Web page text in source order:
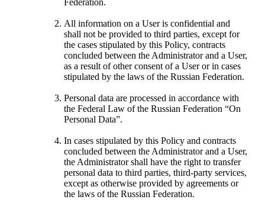
All information on a User is confidential and
shall not be provided to third parties, except for
the cases stipulated by this Policy, contracts
concluded between the Administrator and a User,
as a result of other consent of a User or in cases
stipulated by the laws of the Russian Federation.
Personal data are processed in accordance with
the Federal Law of the Russian Federation “On
Personal Data”.
In cases stipulated by this Policy and contracts
concluded between the Administrator and a User,
the Administrator shall have the right to transfer
personal data to third parties, third-party services,
except as otherwise provided by agreements or
the laws of the Russian Federation.